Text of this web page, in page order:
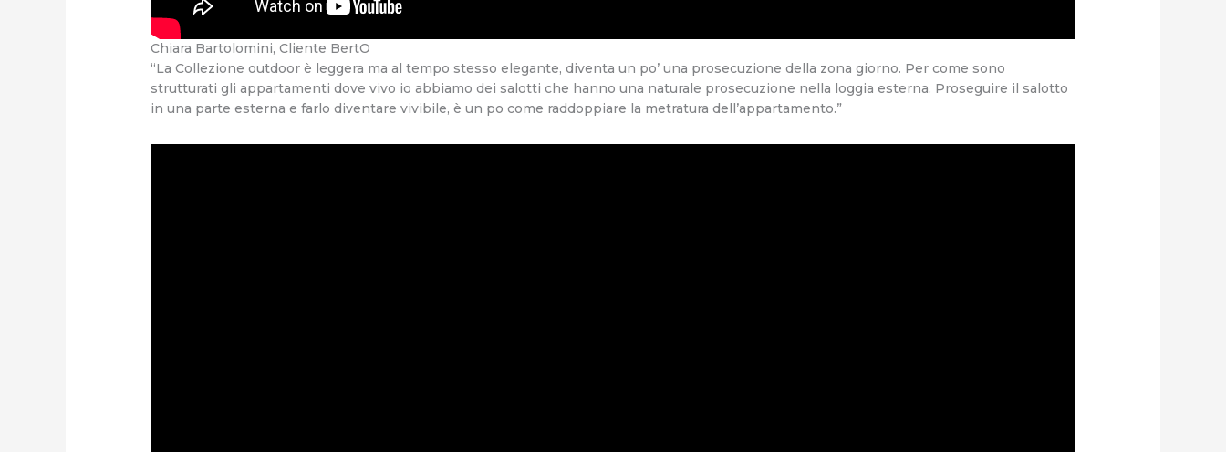
Chiara Bartolomini, Cliente BertO
“La Collezione outdoor è leggera ma al tempo stesso elegante, diventa un po’ una prosecuzione della zona giorno. Per come sono
strutturati gli appartamenti dove vivo io abbiamo dei salotti che hanno una naturale prosecuzione nella loggia esterna. Proseguire il salotto
in una parte esterna e farlo diventare vivibile, è un po come raddoppiare la metratura dell’appartamento.”